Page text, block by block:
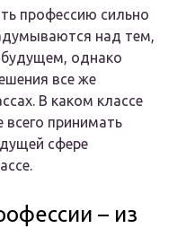
профессию сильно
над тем,
однако
все же
В каком классе
принимать
сфере
– из